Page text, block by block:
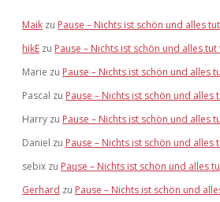
Maik zu Pause – Nichts ist schön und alles
hikE zu Pause – Nichts ist schön und alles tut
Marie zu Pause – Nichts ist schön und alles
Pascal zu Pause – Nichts ist schön und alles
Harry zu Pause – Nichts ist schön und alles
Daniel zu Pause – Nichts ist schön und alles
sebix zu Pause – Nichts ist schön und alles
Gerhard zu Pause – Nichts ist schön und